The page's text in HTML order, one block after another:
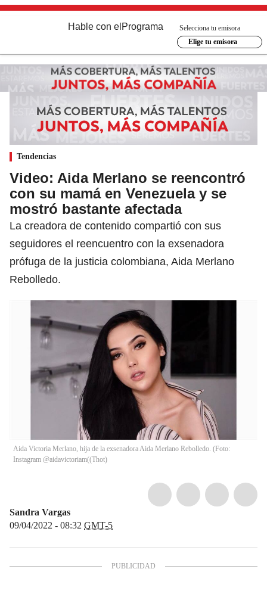
Hable con el Programa
Selecciona tu emisora
Elige tu emisora
Tendencias
Video: Aida Merlano se reencontró
con su mamá en Venezuela y se
mostró bastante afectada
La creadora de contenido compartió con sus
seguidores el reencuentro con la exsenadora
prófuga de la justicia colombiana, Aida Merlano
Rebolledo.
Aida Victoria Merlano, hija de la exsenadora Aida Merlano Rebolledo. (Foto:
Instagram @aidavictoriam((Thot)
Sandra Vargas
09/04/2022 - 08:32 GMT-5